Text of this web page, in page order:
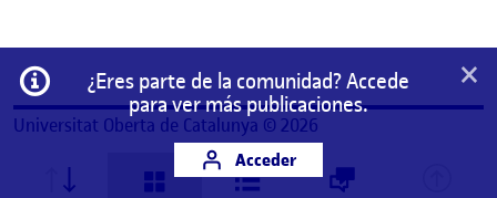
Información
¿Eres parte de la comunidad? Accede
para ver más publicaciones.
Acceder
×
Universitat Oberta de Catalunya © 2026